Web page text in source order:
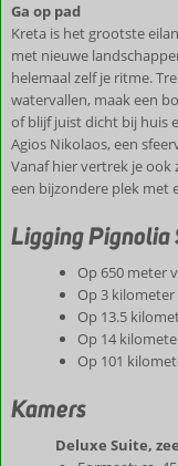
Ga op pad
Kreta is het grootste
met nieuwe
helemaal zelf je ritme.
watervallen, maak een
of blijf juist dicht bij huis
Agios Nikolaos, een
Vanaf hier vertrek je ook
een bijzondere plek met
Ligging Pignolia
Op 650 meter
Op 3
Op 13.5
Op 14
Op 101
Kamers
Deluxe Suite,